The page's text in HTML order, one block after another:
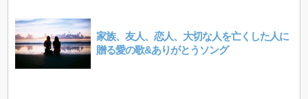
家族、友人、恋人、大切な人を亡くした人に
贈る愛の歌&ありがとうソング